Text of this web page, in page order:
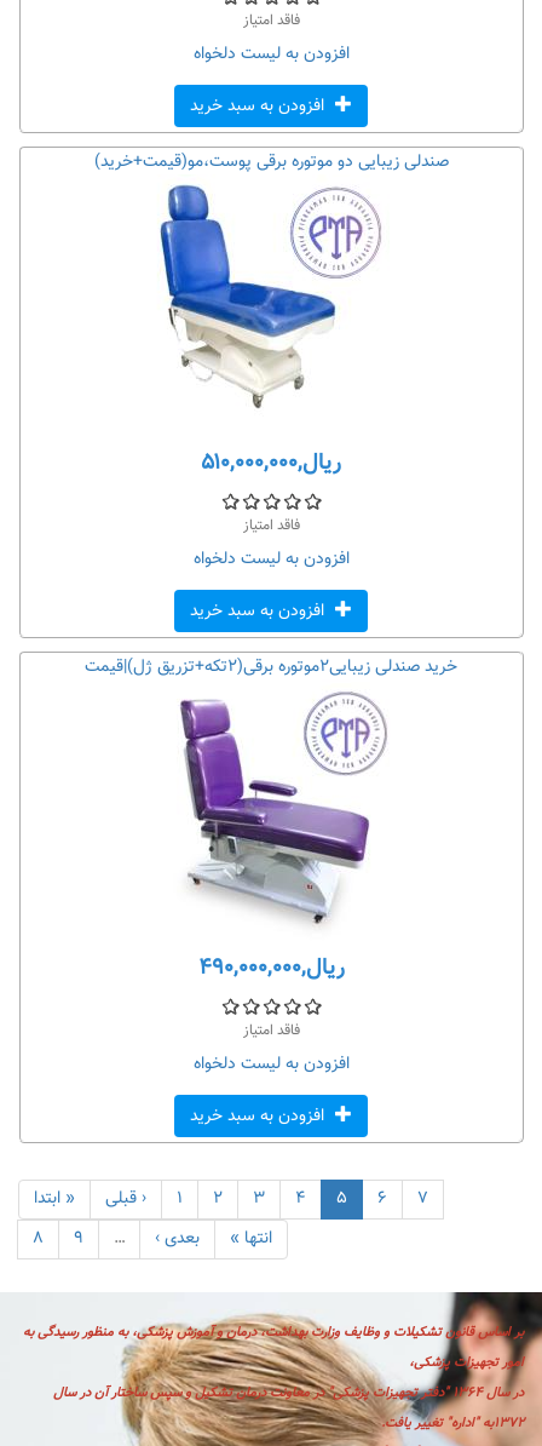
فاقد امتیاز
افزودن به لیست دلخواه
افزودن به سبد خرید
صندلی زیبایی دو موتوره برقی پوست،مو(قیمت+خرید)
ریال,۵۱۰,۰۰۰,۰۰۰
فاقد امتیاز
افزودن به لیست دلخواه
افزودن به سبد خرید
خرید صندلی زیبایی۲موتوره برقی(۲تکه+تزریق ژل)|قیمت
ریال,۴۹۰,۰۰۰,۰۰۰
فاقد امتیاز
افزودن به لیست دلخواه
افزودن به سبد خرید
« ابتدا ‹ قبلی ۱ ۲ ۳ ۴ ۵ ۶
۷
۸
۹ … بعدی › انتها »
بر اساس قانون تشكيلات و وظايف وزارت بهداشت، درمان و آموزش پزشكی، به منظور رسیدگی به
امور تجهیزات پزشکی،
در سال ۱۳۶۴ "دفتر تجهیزات پزشکی" در معاونت درمان تشکیل و سپس ساختار آن در سال
۱۳۷۲به "اداره" تغییر یافت.